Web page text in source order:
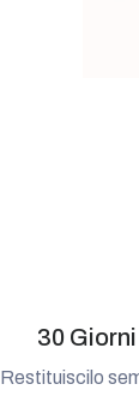
30
Restituiscilo